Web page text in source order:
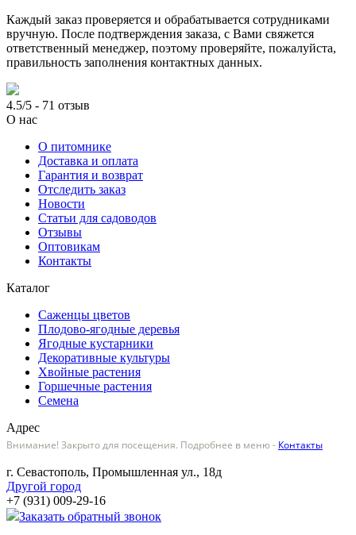
Каждый заказ проверяется и обрабатывается сотрудниками
вручную. После подтверждения заказа, с Вами свяжется
ответственный менеджер, поэтому проверяйте, пожалуйста,
правильность заполнения контактных данных.
4.5/5 - 71 отзыв
О нас
О питомнике
Доставка и оплата
Гарантия и возврат
Отследить заказ
Новости
Статьи для садоводов
Отзывы
Оптовикам
Контакты
Каталог
Саженцы цветов
Плодово-ягодные деревья
Ягодные кустарники
Декоративные культуры
Хвойные растения
Горшечные растения
Семена
Адрес
Внимание! Закрыто для посещения. Подробнее в меню - Контакты
г. Севастополь, Промышленная ул., 18д
Другой город
+7 (931) 009-29-16
Заказать обратный звонок